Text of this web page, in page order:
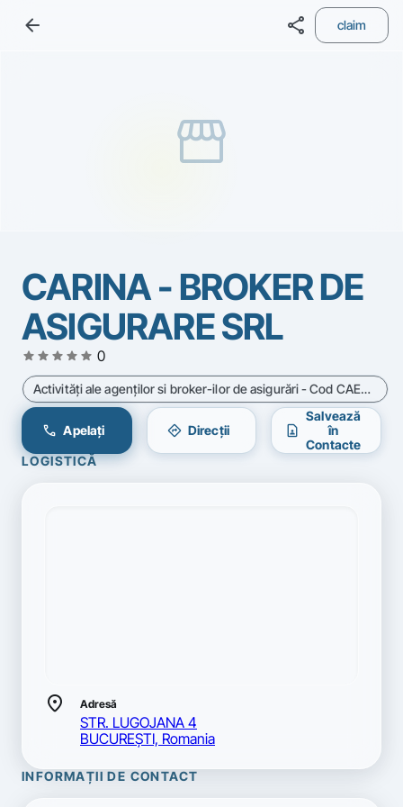
arrow_back share claim
storefront
CARINA - BROKER DE
ASIGURARE SRL
star star star star star 0
Activităţi ale agenţilor si broker-ilor de asigurări - Cod CAEN 6622
call Apelați directions Direcții contact_page
Salvează
în
Contacte
LOGISTICĂ
location_on Adresă
STR. LUGOJANA 4
BUCUREŞTI, Romania
INFORMAȚII DE CONTACT